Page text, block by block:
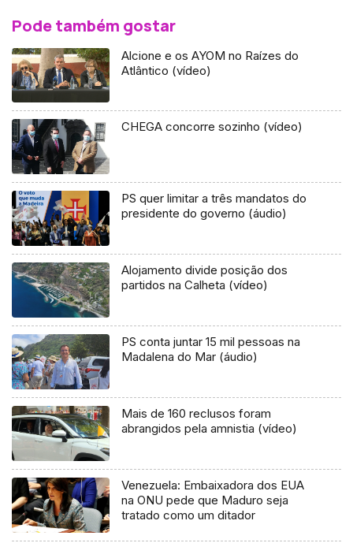
Pode também gostar
Alcione e os AYOM no Raízes do
Atlântico (vídeo)
CHEGA concorre sozinho (vídeo)
PS quer limitar a três mandatos do
presidente do governo (áudio)
Alojamento divide posição dos
partidos na Calheta (vídeo)
PS conta juntar 15 mil pessoas na
Madalena do Mar (áudio)
Mais de 160 reclusos foram
abrangidos pela amnistia (vídeo)
Venezuela: Embaixadora dos EUA
na ONU pede que Maduro seja
tratado como um ditador